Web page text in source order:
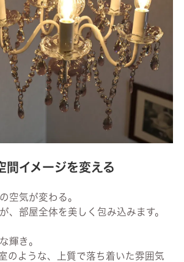
間イメージを変える
空気が変わる。
、部屋全体を美しく包み込みます。
輝き。
のような、上質で落ち着いた雰囲気